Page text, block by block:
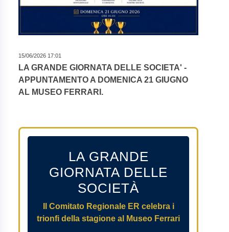
15/06/2026 17:01
LA GRANDE GIORNATA DELLE SOCIETA' -
APPUNTAMENTO A DOMENICA 21 GIUGNO
AL MUSEO FERRARI.
LA GRANDE
GIORNATA DELLE
SOCIETÀ
Il Comitato Regionale ER celebra i
trionfi della stagione al Museo Ferrari